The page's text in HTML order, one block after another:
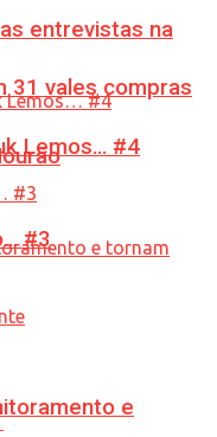
31 vales compras
e
entrevistas na
Lemos… #4
#3